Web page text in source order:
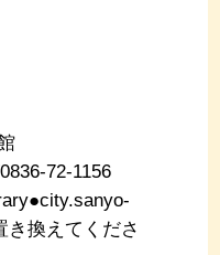
72-1156
換えてくださ